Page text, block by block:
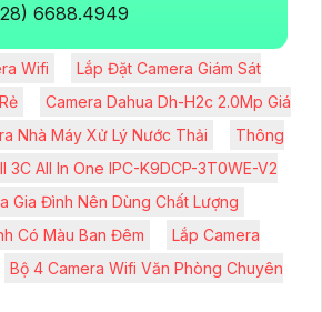
6688.4949
Wifi
Lắp Đặt Camera Giám Sát
Camera Dahua Dh-H2c 2.0Mp Giá
Nhà Máy Xử Lý Nước Thải
Thông
3C All In One IPC-K9DCP-3T0WE-V2
Gia Đình Nên Dùng Chất Lượng
Có Màu Ban Đêm
Lắp Camera
Bộ 4 Camera Wifi Văn Phòng Chuyên